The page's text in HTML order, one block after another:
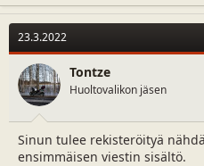
23.3.2022
Tontze
Huoltovalikon jäsen
Sinun tulee rekisteröityä
ensimmäisen viestin sisältö.